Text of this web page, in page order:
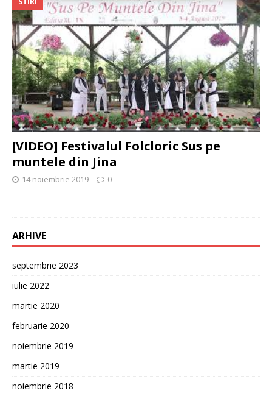
[VIDEO] Festivalul Folcloric Sus pe
muntele din Jina
14 noiembrie 2019 0
ARHIVE
septembrie 2023
iulie 2022
martie 2020
februarie 2020
noiembrie 2019
martie 2019
noiembrie 2018